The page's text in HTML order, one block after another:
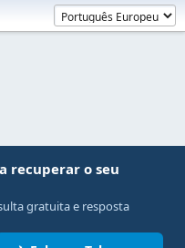
recuperar o seu
gratuita e resposta